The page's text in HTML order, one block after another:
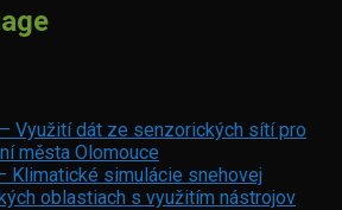
Využití dát ze senzorických sítí pro
města Olomouce
Klimatické simulácie snehovej
oblastiach s využitím nástrojov